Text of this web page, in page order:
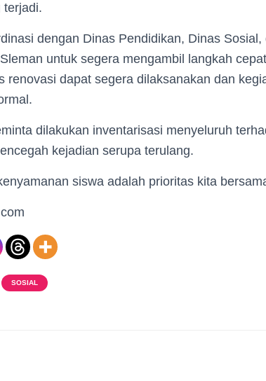
terjadi.
dengan Dinas Pendidikan, Dinas
untuk segera mengambil langkah
renovasi dapat segera dilaksanakan dan
dilakukan inventarisasi menyeluruh
kejadian serupa terulang.
siswa adalah prioritas kita
SOSIAL